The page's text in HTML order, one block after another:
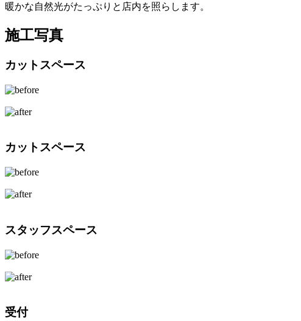
暖かな自然光がたっぷりと店内を照らします。
施工写真
カットスペース
カットスペース
スタッフスペース
受付